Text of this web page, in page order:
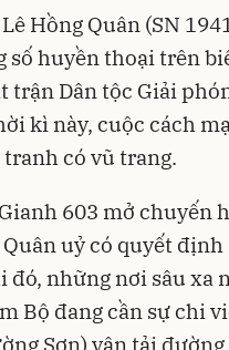
Hồng Quân (SN
số huyền thoại trên
trận Dân tộc Giải
kì này, cuộc cách
có vũ trang.
603 mở chuyến
uỷ có quyết định
đó, những nơi sâu xa
Bộ đang cần sự chi
Sơn) vận tải đường